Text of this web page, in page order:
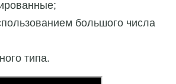
большого числа
типа.